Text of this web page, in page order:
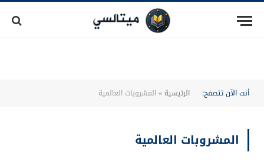
أنت الآن تتصفح: الرئيسية»المشروبات العالمية
المشروبات العالمية